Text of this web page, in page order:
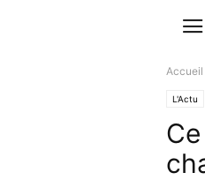
Accueil
L'Actu